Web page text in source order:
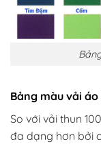
Bảng màu vải
So với vải thun
đa dạng hơn bởi